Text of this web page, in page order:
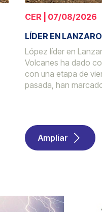
CER | 07/08/2026
LÍDER EN
López líder en
Volcanes ha dado
con una etapa de
pasada, han
Ampliar